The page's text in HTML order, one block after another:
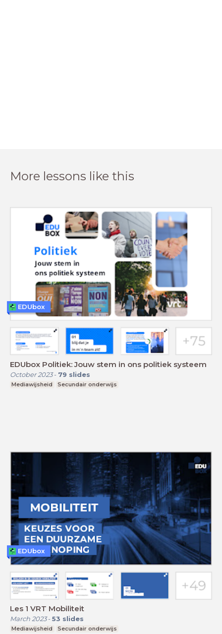
More lessons like this
EDUbox Politiek: Jouw stem in ons politiek systeem
October 2023- 79 slides
Mediawijsheid Secundair onderwijs
EDUbox
Les 1 VRT Mobiliteit
March 2023- 53 slides
Mediawijsheid Secundair onderwijs
EDUbox